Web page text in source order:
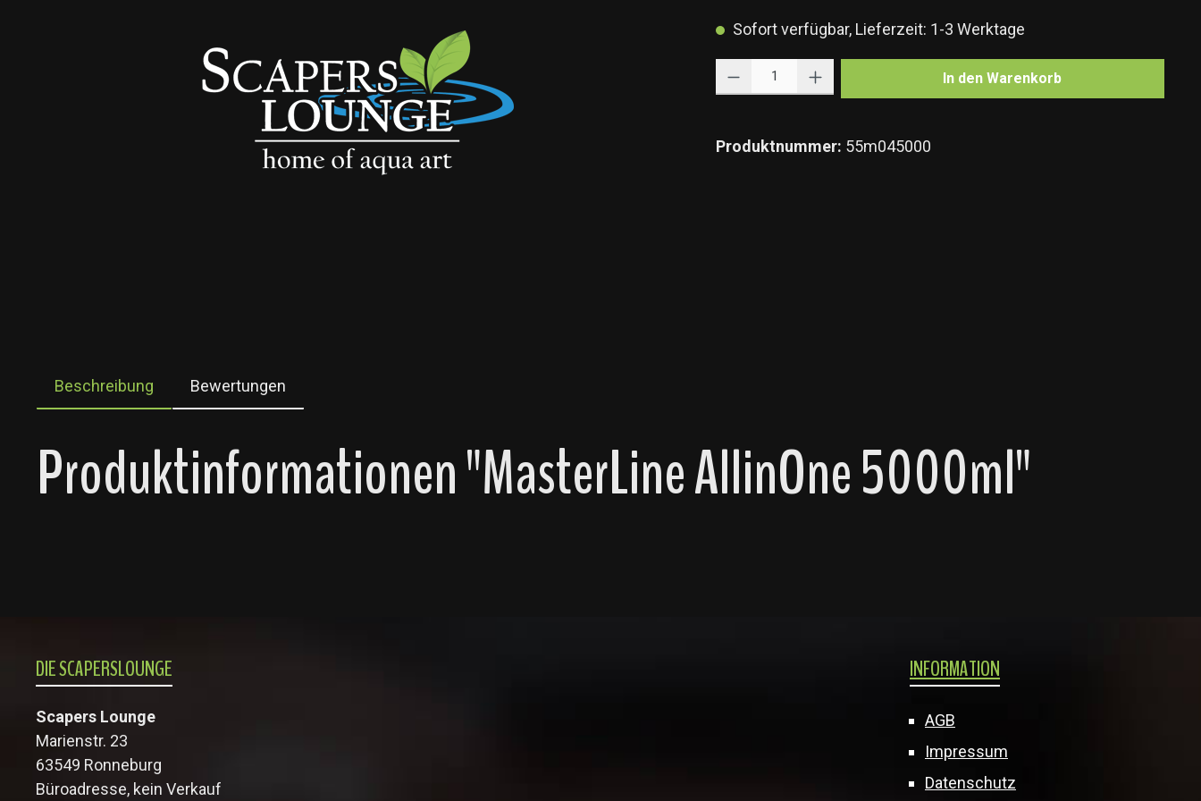
Sofort verfügbar, Lieferzeit: 1-3 Werktage
In den Warenkorb
Produktnummer: 55m045000
Beschreibung Bewertungen
Produktinformationen "MasterLine AllinOne 5000ml"
DIE SCAPERSLOUNGE
Scapers Lounge
Marienstr. 23
63549 Ronneburg
Büroadresse, kein Verkauf
INFORMATION
AGB
Impressum
Datenschutz